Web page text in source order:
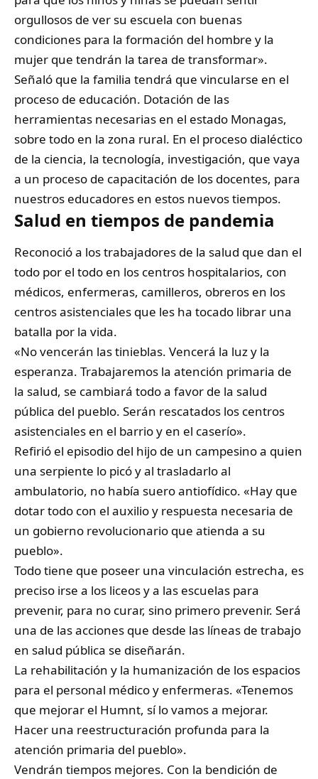
orgullosos de ver su escuela con buenas
condiciones para la formación del hombre y la
mujer que tendrán la tarea de transformar».
Señaló que la familia tendrá que vincularse en el
proceso de educación. Dotación de las
herramientas necesarias en el estado Monagas,
sobre todo en la zona rural. En el proceso dialéctico
de la ciencia, la tecnología, investigación, que vaya
a un proceso de capacitación de los docentes, para
nuestros educadores en estos nuevos tiempos.
Salud en tiempos de pandemia
Reconoció a los trabajadores de la salud que dan el
todo por el todo en los centros hospitalarios, con
médicos, enfermeras, camilleros, obreros en los
centros asistenciales que les ha tocado librar una
batalla por la vida.
«No vencerán las tinieblas. Vencerá la luz y la
esperanza. Trabajaremos la atención primaria de
la salud, se cambiará todo a favor de la salud
pública del pueblo. Serán rescatados los centros
asistenciales en el barrio y en el caserío».
Refirió el episodio del hijo de un campesino a quien
una serpiente lo picó y al trasladarlo al
ambulatorio, no había suero antiofídico. «Hay que
dotar todo con el auxilio y respuesta necesaria de
un gobierno revolucionario que atienda a su
pueblo».
Todo tiene que poseer una vinculación estrecha, es
preciso irse a los liceos y a las escuelas para
prevenir, para no curar, sino primero prevenir. Será
una de las acciones que desde las líneas de trabajo
en salud pública se diseñarán.
La rehabilitación y la humanización de los espacios
para el personal médico y enfermeras. «Tenemos
que mejorar el Humnt, sí lo vamos a mejorar.
Hacer una reestructuración profunda para la
atención primaria del pueblo».
Vendrán tiempos mejores. Con la bendición de